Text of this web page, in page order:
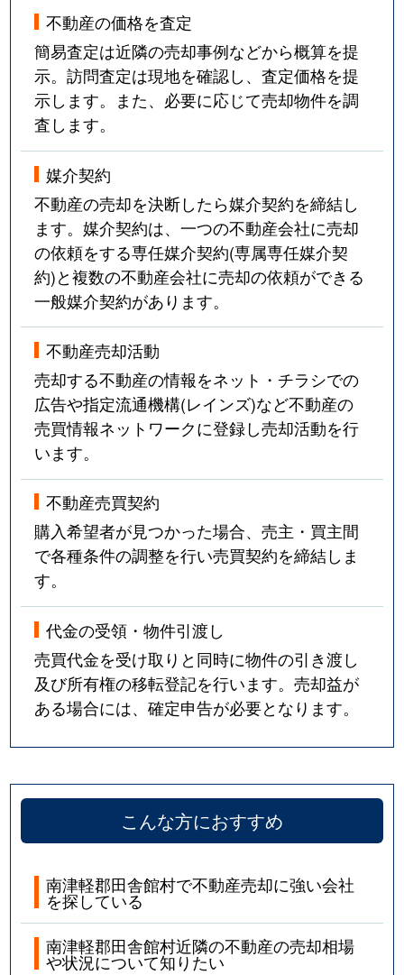
不動産の価格を査定
簡易査定は近隣の売却事例などから概算を提
示。訪問査定は現地を確認し、査定価格を提
示します。また、必要に応じて売却物件を調
査します。
媒介契約
不動産の売却を決断したら媒介契約を締結し
ます。媒介契約は、一つの不動産会社に売却
の依頼をする専任媒介契約(専属専任媒介契
約)と複数の不動産会社に売却の依頼ができる
一般媒介契約があります。
不動産売却活動
売却する不動産の情報をネット・チラシでの
広告や指定流通機構(レインズ)など不動産の
売買情報ネットワークに登録し売却活動を行
います。
不動産売買契約
購入希望者が見つかった場合、売主・買主間
で各種条件の調整を行い売買契約を締結しま
す。
代金の受領・物件引渡し
売買代金を受け取りと同時に物件の引き渡し
及び所有権の移転登記を行います。売却益が
ある場合には、確定申告が必要となります。
こんな方におすすめ
南津軽郡田舎館村で不動産売却に強い会社
を探している
南津軽郡田舎館村近隣の不動産の売却相場
や状況について知りたい